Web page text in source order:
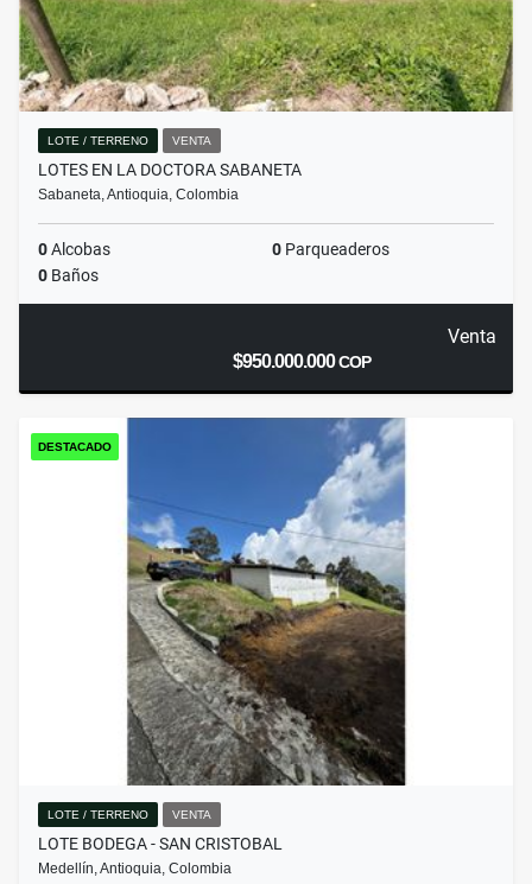
LOTE / TERRENO VENTA
LOTES EN LA DOCTORA SABANETA
Sabaneta, Antioquia, Colombia
0Alcobas 0 Parqueaderos
0 Baños
Venta
$950.000.000COP
DESTACADO
LOTE / TERRENO VENTA
LOTE BODEGA - SAN CRISTOBAL
Medellín, Antioquia, Colombia